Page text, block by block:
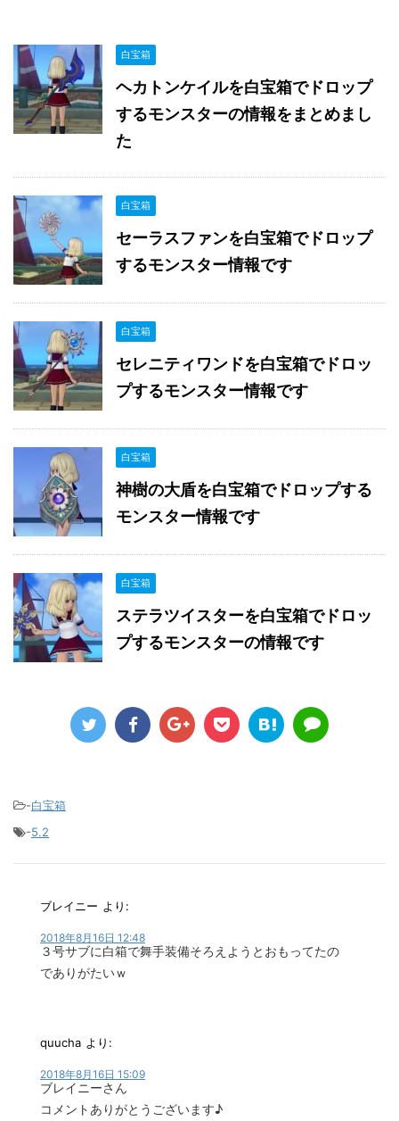
白宝箱
ヘカトンケイルを白宝箱でドロップ
するモンスターの情報をまとめまし
た
白宝箱
セーラスファンを白宝箱でドロップ
するモンスター情報です
白宝箱
セレニティワンドを白宝箱でドロッ
プするモンスター情報です
白宝箱
神樹の大盾を白宝箱でドロップする
モンスター情報です
白宝箱
ステラツイスターを白宝箱でドロッ
プするモンスターの情報です
-白宝箱
-5.2
ブレイニー より:
2018年8月16日 12:48
３号サブに白箱で舞手装備そろえようとおもってたの
でありがたいｗ
quucha より:
2018年8月16日 15:09
ブレイニーさん
コメントありがとうございます♪